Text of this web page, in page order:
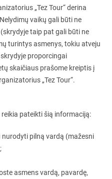
„Tez Tour“ derina
vaikų gali būti ne
taip pat gali būti ne
turintys asmenys, tokiu atveju
proporcingai
skaičiaus prašome kreiptis į
„Tez Tour“.
pateikti šią informaciją:
nurodyti pilną vardą (mažesni
asmens vardą, pavardę,